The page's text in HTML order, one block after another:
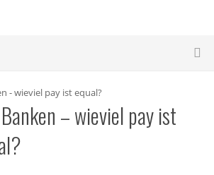
– wieviel pay ist